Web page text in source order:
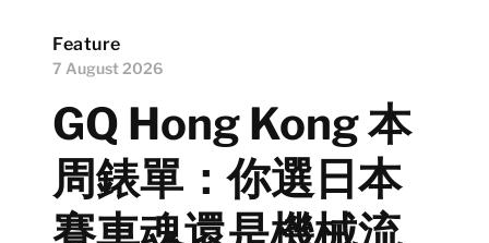
Feature
7 August 2026
GQ Hong Kong 本
周錶單：你選日本